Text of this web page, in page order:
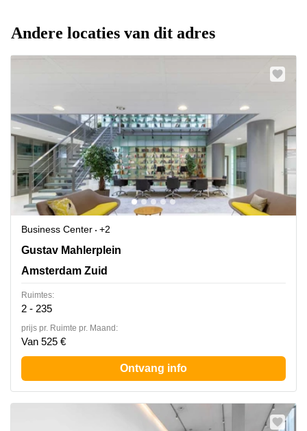
Andere locaties van dit adres
Business Center
+2
Gustav Mahlerplein 2, Amsterdam Zuid
Gustav Mahlerplein
Amsterdam Zuid
Ruimtes:
2 - 235
prijs pr. Ruimte pr. Maand:
Van 525 €
Ontvang info